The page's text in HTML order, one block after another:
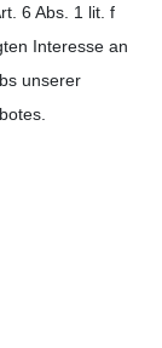
6 Abs. 1 lit. f
Interesse an
unserer